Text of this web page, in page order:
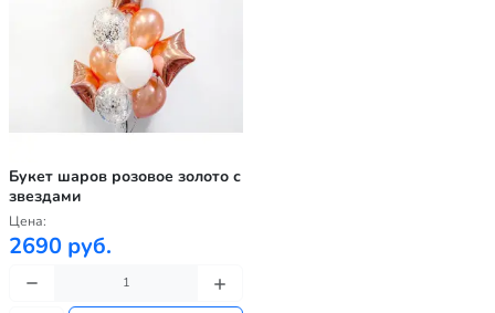
Букет шаров розовое золото с
звездами
Цена:
2690 руб.